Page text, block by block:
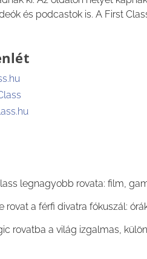
és podcastok is. A First
legnagyobb rovata: film,
rovat a férfi divatra fókuszál:
rovatba a világ izgalmas,